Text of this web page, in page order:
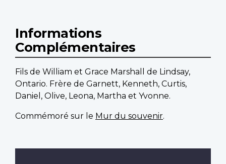
Informations
Complémentaires
Fils de William et Grace Marshall de Lindsay,
Ontario. Frère de Garnett, Kenneth, Curtis,
Daniel, Olive, Leona, Martha et Yvonne.
Commémoré sur le Mur du souvenir.